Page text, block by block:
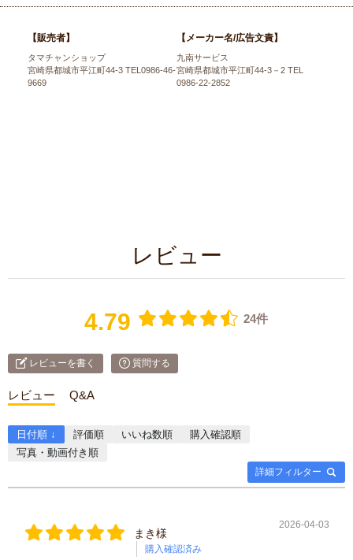
【販売者】
タマチャンショップ
宮崎県都城市平江町44-3 TEL0986-46-
9669
【メーカー名/広告文責】
九南サービス
宮崎県都城市平江町44-3－2 TEL
0986-22-2852
レビュー
4.79 24件
レビューを書く 質問する
レビュー Q&A
詳細フィルター
日付順 ↓ 評価順 いいね数順
購入確認順
写真・動画付き順
まき様
購入確認済み
2026-04-03